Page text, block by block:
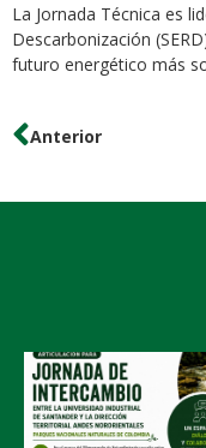
La Jornada Técnica es
Descarbonización
futuro energético más
Anterior